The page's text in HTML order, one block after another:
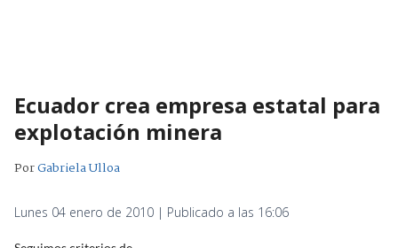
Ecuador crea empresa estatal para
explotación minera
PorGabriela Ulloa
Lunes 04 enero de 2010 | Publicado a las 16:06